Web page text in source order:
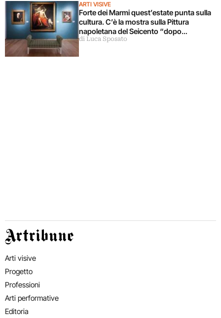
ARTI VISIVE
Forte dei Marmi quest’estate punta sulla
cultura. C’è la mostra sulla Pittura
napoletana del Seicento “dopo
Caravaggio”
di Luca Sposato
Artribune
Arti visive
Progetto
Professioni
Arti performative
Editoria